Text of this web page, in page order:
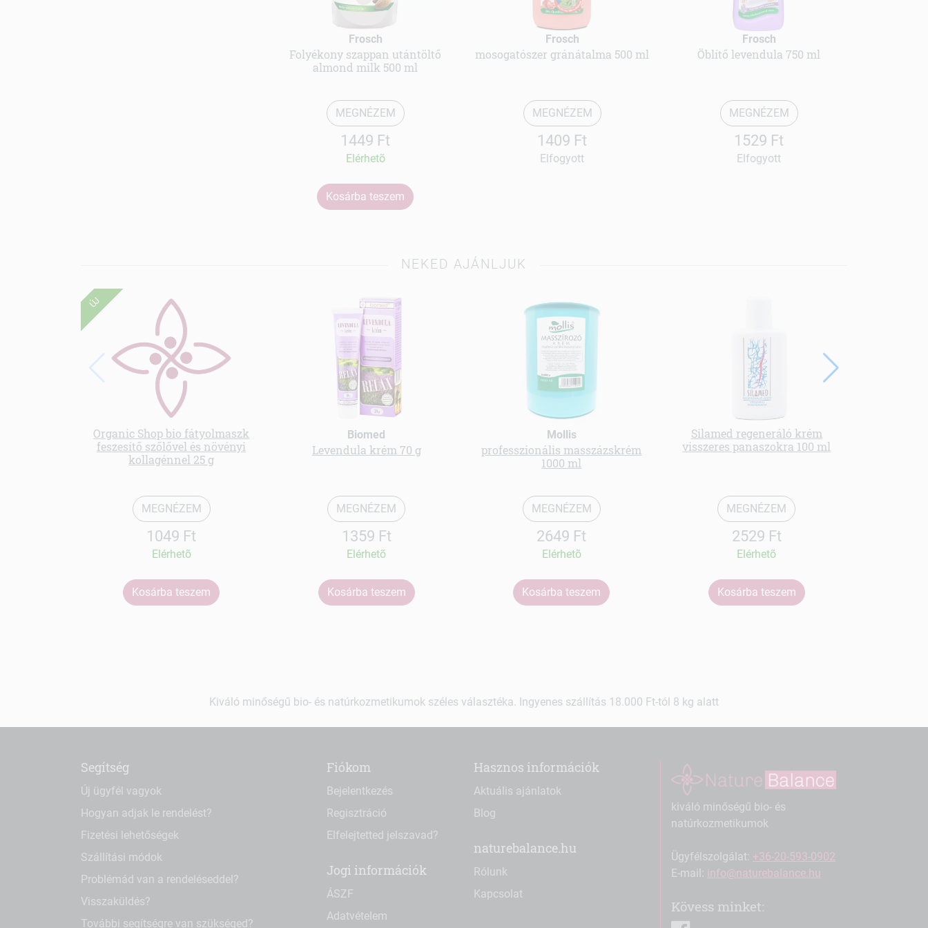
Frosch
Folyékony szappan utántöltő
almond milk 500 ml
MEGNÉZEM
1449 Ft
Elérhetõ
Kosárba teszem
Frosch
mosogatószer gránátalma 500 ml
MEGNÉZEM
1409 Ft
Elfogyott
Frosch
Öblítő levendula 750 ml
MEGNÉZEM
1529 Ft
Elfogyott
NEKED AJÁNLJUK
ÚJ
Organic Shop bio fátyolmaszk
feszesítő szőlővel és növényi
kollagénnel 25 g
MEGNÉZEM
1049 Ft
Elérhetõ
Kosárba teszem
Biomed
Levendula krém 70 g
MEGNÉZEM
1359 Ft
Elérhetõ
Kosárba teszem
Mollis
professzionális masszázskrém
1000 ml
MEGNÉZEM
2649 Ft
Elérhetõ
Kosárba teszem
Silamed regeneráló krém
visszeres panaszokra 100 ml
MEGNÉZEM
2529 Ft
Elérhetõ
Kosárba teszem
Kiváló minőségű bio- és natúrkozmetikumok széles választéka. Ingyenes szállítás 18.000 Ft-tól 8 kg alatt
Segítség
Új ügyfél vagyok
Hogyan adjak le rendelést?
Fizetési lehetőségek
Szállítási módok
Problémád van a rendeléseddel?
Visszaküldés?
További segítségre van szükséged?
Fiókom
Bejelentkezés
Regisztráció
Elfelejtetted jelszavad?
Jogi információk
ÁSZF
Adatvételem
Hasznos információk
Aktuális ajánlatok
Blog
naturebalance.hu
Rólunk
Kapcsolat
kiváló minőségű bio- és
natúrkozmetikumok
Ügyfélszolgálat: +36-20-593-0902
E-mail: info@naturebalance.hu
Kövess minket: